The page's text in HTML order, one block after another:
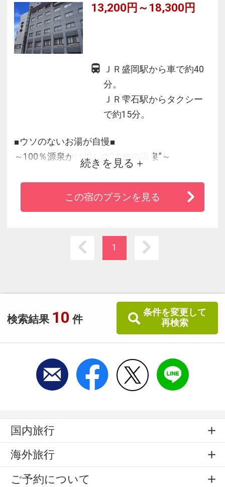
検索結果 10 件
条件を変更して
再検索
13,200円～18,300円
ＪＲ盛岡駅から車で約40
分。
ＪＲ雫石駅からタクシー
で約15分。
■ウソのないお湯が自慢■
～100％源泉かけ流しの“本物の温泉”～
加温加水のないあつめの温泉が加賀助の魅力で
す。
和食膳をご堪能ください。
15名様以上のご予約で送迎（無料）を承りま
※場所、時間はご相談ください。
続きを見る
この宿のプランを見る
1
国内旅行
海外旅行
ご予約について